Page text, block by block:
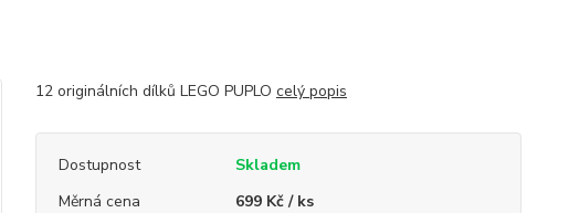
12 originálních dílků LEGO PUPLO celý popis
Dostupnost
Skladem
Měrná cena
699 Kč / ks